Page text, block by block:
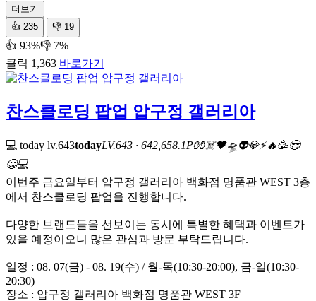
더보기
👍 235 👎 19
👍 93%👎 7%
클릭 1,363 바로가기
찬스클로딩 팝업 압구정 갤러리아
💻 today lv.643todayLV.643 · 642,658.1P🧤☠️🖤🛸👽💎⚡🔥🥳😎
😀💻
이번주 금요일부터 압구정 갤러리아 백화점 명품관 WEST 3층
에서 찬스클로딩 팝업을 진행합니다.
다양한 브랜드들을 선보이는 동시에 특별한 혜택과 이벤트가
있을 예정이오니 많은 관심과 방문 부탁드립니다.
일정 : 08. 07(금) - 08. 19(수) / 월-목(10:30-20:00), 금-일(10:30-
20:30)
장소 : 압구정 갤러리아 백화점 명품관 WEST 3F